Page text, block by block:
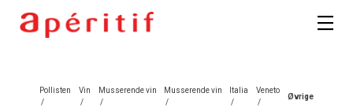
Pollisten
/
Vin
/
Musserende vin
/
Musserende vin
/
Italia
/
Veneto
/
Øvrige